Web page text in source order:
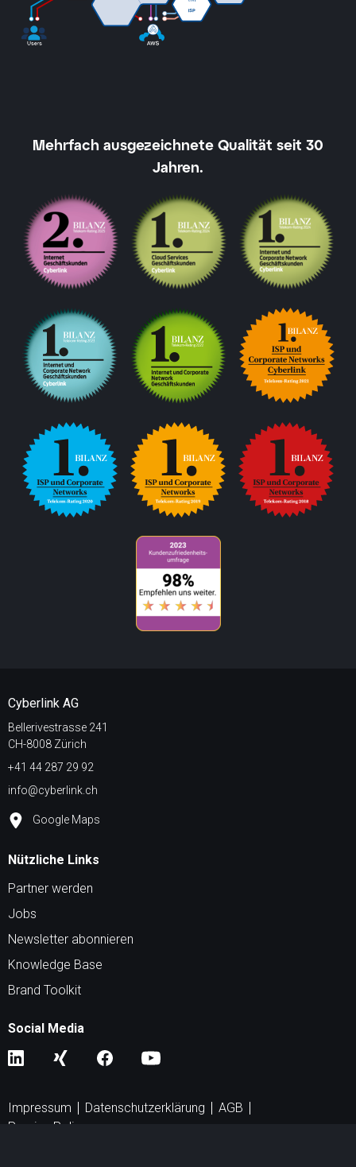
Mehrfach ausgezeichnete Qualität seit 30
Jahren.
Cyberlink AG
Bellerivestrasse 241
CH-8008 Zürich
+41 44 287 29 92
info@cyberlink.ch
Google Maps
Nützliche Links
Partner werden
Jobs
Newsletter abonnieren
Knowledge Base
Brand Toolkit
Social Media
Impressum Datenschutzerklärung
AGB
Peering Policy